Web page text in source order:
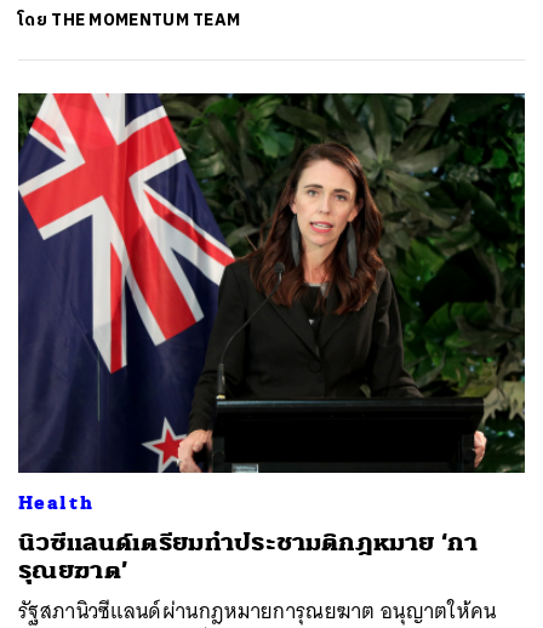
โดย THE MOMENTUM TEAM
Health
นิวซีแลนด์เตรียมทำประชามติกฎหมาย ‘กา
รุณยฆาต’
รัฐสภานิวซีแลนด์ผ่านกฎหมายการุณยฆาต อนุญาตให้คน